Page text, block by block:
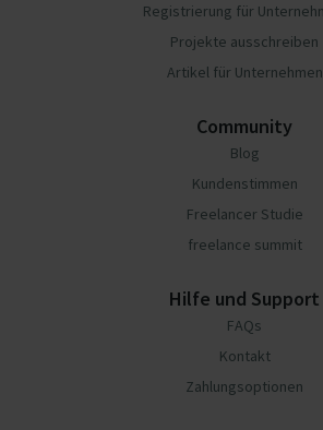
Registrierung für
Projekte ausschreiben
Artikel für Unternehmen
Community
Blog
Kundenstimmen
Freelancer Studie
freelance summit
Hilfe und Support
FAQs
Kontakt
Zahlungsoptionen